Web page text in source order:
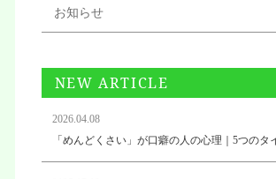
お知らせ
NEW ARTICLE
2026.04.08
「めんどくさい」が口癖の人の心理｜5つのタ